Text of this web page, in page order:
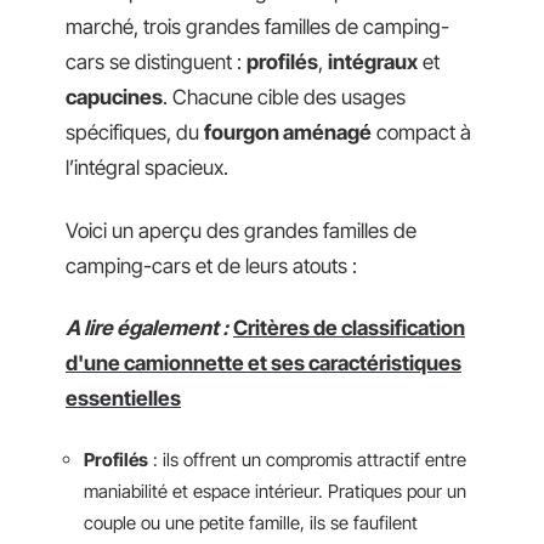
marché, trois grandes familles de camping-
cars se distinguent : profilés, intégraux et
capucines. Chacune cible des usages
spécifiques, du fourgon aménagé compact à
l’intégral spacieux.
Voici un aperçu des grandes familles de
camping-cars et de leurs atouts :
A lire également : Critères de classification
d'une camionnette et ses caractéristiques
essentielles
Profilés : ils offrent un compromis attractif entre
maniabilité et espace intérieur. Pratiques pour un
couple ou une petite famille, ils se faufilent